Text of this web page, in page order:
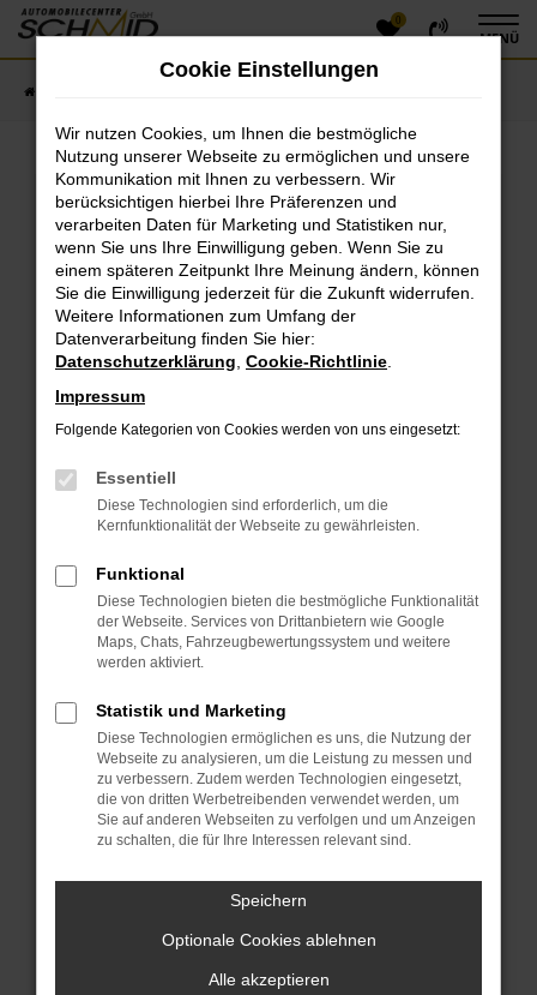
Zum
Hauptinhalt
0
MENÜ
Fehler: Network Error
Beim Laden ist ein Fehler aufgetreten.
Hier sind ein paar Tipps, die dir helfen können:
Überprüfe deine Firewall und deine
Internetverbindung.
Laden andere Webseiten, zum Beispiel deine
Suchmaschine?
Prüfe deine Browsererweiterungen.
das Laden bestimmter Seiten verhindern.
Funktioniert die Seite in einem anderen Browser
oder in einem privaten Fenster?
Das kann manchmal helfen, vorübergehende
Probleme zu beheben.
Stelle sicher, dass dein Browser und dein
Betriebssystem auf dem neuesten Stand sind.
Sicherheitsrisiko, sondern kann auch dazu führen,
dass bestimmte Funktionen nicht mehr
unterstützt werden.
Wende dich an den Webseitenbetreiber.
Wenn du alle oben genannten Schritte versucht
hast, kontaktiere uns bitte. Wir werden versuchen,
das Problem zu beheben. Du kannst uns diesen
Text schicken, um uns bei der Fehlersuche zu
unterstützen:
ewogICJuYW1lIjogIk5ldHdvcmtFcnJvciIsCiAgI
Cookie Einstellungen
Wir nutzen Cookies, um Ihnen die bestmögliche
Nutzung unserer Webseite zu ermöglichen und unsere
Kommunikation mit Ihnen zu verbessern. Wir
berücksichtigen hierbei Ihre Präferenzen und
verarbeiten Daten für Marketing und Statistiken nur,
wenn Sie uns Ihre Einwilligung geben. Wenn Sie zu
einem späteren Zeitpunkt Ihre Meinung ändern, können
Sie die Einwilligung jederzeit für die Zukunft widerrufen.
Weitere Informationen zum Umfang der
Datenverarbeitung finden Sie hier:
Datenschutzerklärung Cookie-Richtlinie
Impressum
Folgende Kategorien von Cookies werden von uns eingesetzt:
Essentiell
Diese Technologien sind erforderlich, um die
Kernfunktionalität der Webseite zu gewährleisten.
Funktional
Diese Technologien bieten die bestmögliche Funktionalität
der Webseite. Services von Drittanbietern wie Google
Maps, Chats, Fahrzeugbewertungssystem und weitere
werden aktiviert.
Statistik und Marketing
Diese Technologien ermöglichen es uns, die Nutzung der
Webseite zu analysieren, um die Leistung zu messen und
zu verbessern. Zudem werden Technologien eingesetzt,
die von dritten Werbetreibenden verwendet werden, um
Sie auf anderen Webseiten zu verfolgen und um Anzeigen
zu schalten, die für Ihre Interessen relevant sind.
Speichern
Optionale Cookies ablehnen
Alle akzeptieren